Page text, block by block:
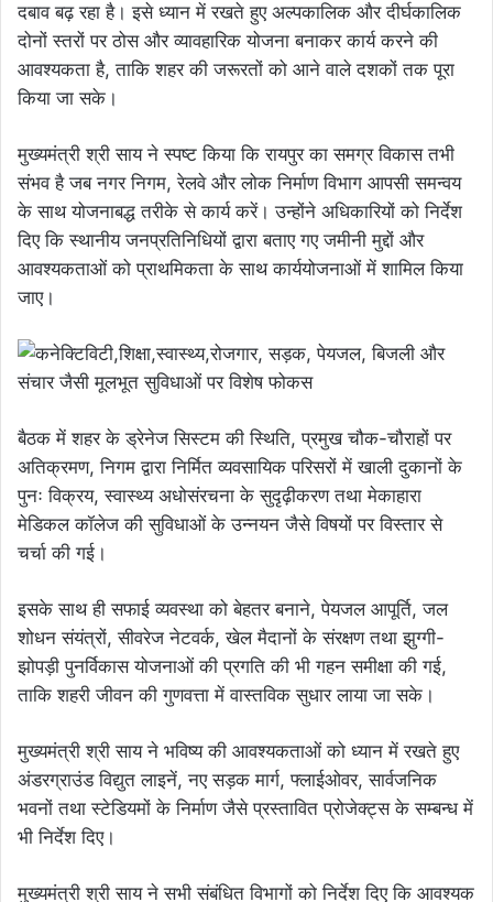
दबाव बढ़ रहा है। इसे ध्यान में रखते हुए अल्पकालिक और दीर्घकालिक
दोनों स्तरों पर ठोस और व्यावहारिक योजना बनाकर कार्य करने की
आवश्यकता है, ताकि शहर की जरूरतों को आने वाले दशकों तक पूरा
किया जा सके।
मुख्यमंत्री श्री साय ने स्पष्ट किया कि रायपुर का समग्र विकास तभी
संभव है जब नगर निगम, रेलवे और लोक निर्माण विभाग आपसी समन्वय
के साथ योजनाबद्ध तरीके से कार्य करें। उन्होंने अधिकारियों को निर्देश
दिए कि स्थानीय जनप्रतिनिधियों द्वारा बताए गए जमीनी मुद्दों और
आवश्यकताओं को प्राथमिकता के साथ कार्ययोजनाओं में शामिल किया
जाए।
बैठक में शहर के ड्रेनेज सिस्टम की स्थिति, प्रमुख चौक-चौराहों पर
अतिक्रमण, निगम द्वारा निर्मित व्यवसायिक परिसरों में खाली दुकानों के
पुनः विक्रय, स्वास्थ्य अधोसंरचना के सुदृढ़ीकरण तथा मेकाहारा
मेडिकल कॉलेज की सुविधाओं के उन्नयन जैसे विषयों पर विस्तार से
चर्चा की गई।
इसके साथ ही सफाई व्यवस्था को बेहतर बनाने, पेयजल आपूर्ति, जल
शोधन संयंत्रों, सीवरेज नेटवर्क, खेल मैदानों के संरक्षण तथा झुग्गी-
झोपड़ी पुनर्विकास योजनाओं की प्रगति की भी गहन समीक्षा की गई,
ताकि शहरी जीवन की गुणवत्ता में वास्तविक सुधार लाया जा सके।
मुख्यमंत्री श्री साय ने भविष्य की आवश्यकताओं को ध्यान में रखते हुए
अंडरग्राउंड विद्युत लाइनें, नए सड़क मार्ग, फ्लाईओवर, सार्वजनिक
भवनों तथा स्टेडियमों के निर्माण जैसे प्रस्तावित प्रोजेक्ट्स के सम्बन्ध में
भी निर्देश दिए।
मुख्यमंत्री श्री साय ने सभी संबंधित विभागों को निर्देश दिए कि आवश्यक